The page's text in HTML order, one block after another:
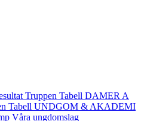
Truppen Tabell DAMER A
Tabell UNDGOM & AKADEMI
Våra ungdomslag